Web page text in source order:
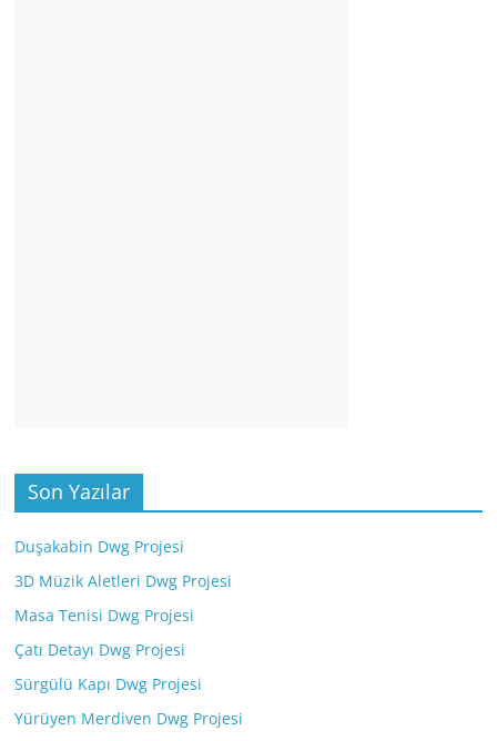
Son Yazılar
Duşakabin Dwg Projesi
3D Müzik Aletleri Dwg Projesi
Masa Tenisi Dwg Projesi
Çatı Detayı Dwg Projesi
Sürgülü Kapı Dwg Projesi
Yürüyen Merdiven Dwg Projesi